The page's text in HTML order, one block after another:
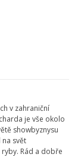
v zahraniční
je vše okolo
showbyznysu
svět
Rád a dobře